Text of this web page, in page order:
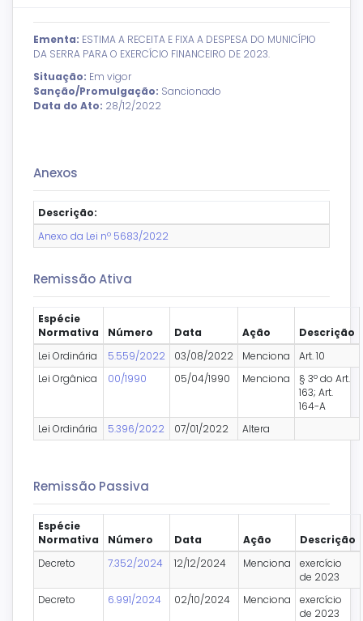
Ementa: ESTIMA A RECEITA E FIXA A DESPESA DO MUNICÍPIO
DA SERRA PARA O EXERCÍCIO FINANCEIRO DE 2023.
Situação: Em vigor
Sanção/Promulgação: Sancionado
Data do Ato: 28/12/2022
Anexos
Descrição:
Anexo da Lei nº 5683/2022
Remissão Ativa
Espécie
Normativa
Número Data Ação
Descrição
Lei Ordinária
5.559/2022 03/08/2022 Menciona
Art. 10
Lei Orgânica
00/1990 05/04/1990 Menciona
§ 3º do Art.
163; Art.
164-A
Lei Ordinária
5.396/2022 07/01/2022 Altera
Remissão Passiva
Espécie
Normativa
Número Data Ação
Descrição
Decreto
7.352/2024 12/12/2024 Menciona
exercício
de 2023
Decreto
6.991/2024 02/10/2024 Menciona
exercício
de 2023